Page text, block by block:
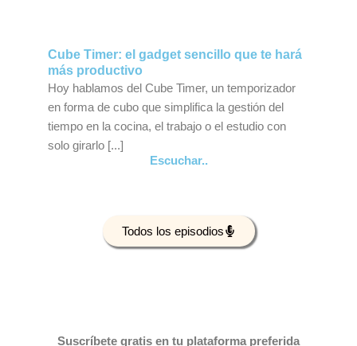
Cube Timer: el gadget sencillo que te hará
más productivo
Hoy hablamos del Cube Timer, un temporizador
en forma de cubo que simplifica la gestión del
tiempo en la cocina, el trabajo o el estudio con
solo girarlo [...]
Escuchar..
Todos los episodios
Suscríbete gratis en tu plataforma preferida